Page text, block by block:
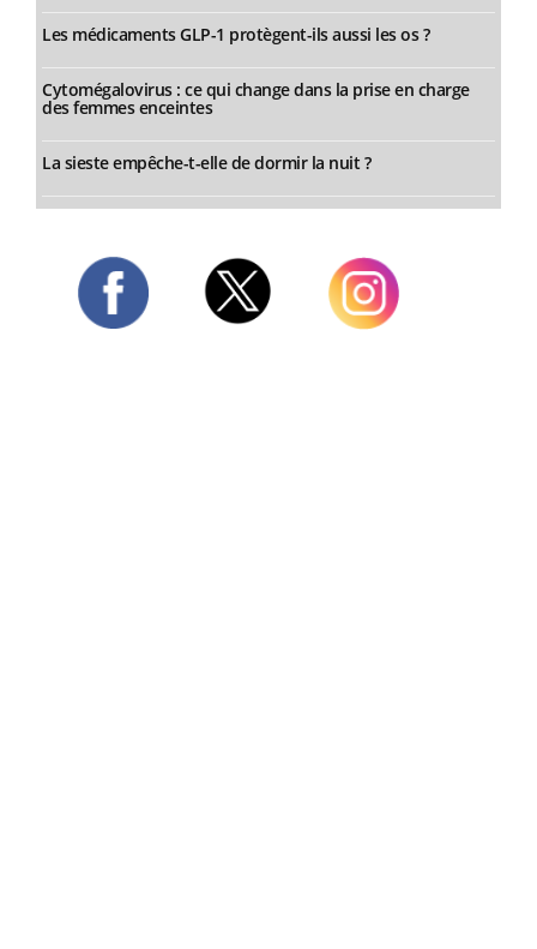
Les médicaments GLP-1 protègent-ils aussi les os ?
Cytomégalovirus : ce qui change dans la prise en charge
des femmes enceintes
La sieste empêche-t-elle de dormir la nuit ?